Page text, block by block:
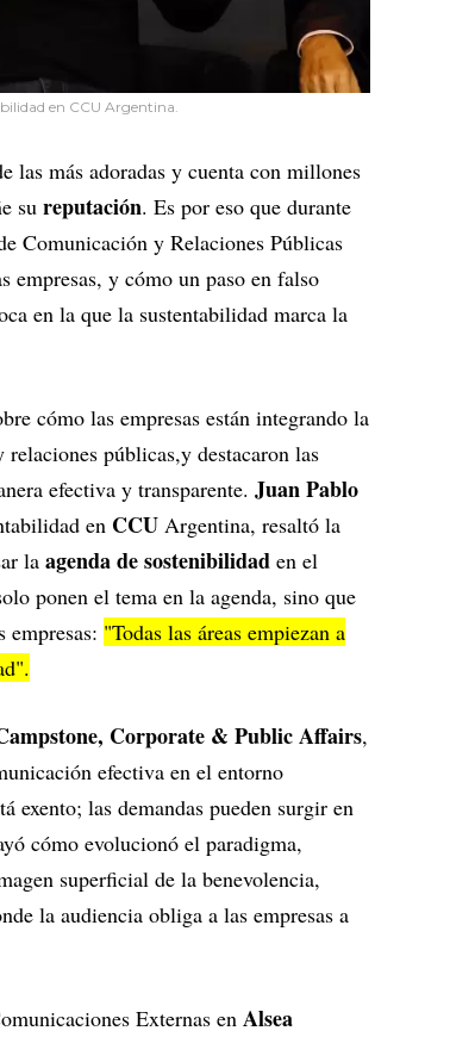
en CCU Argentina.
las más adoradas y cuenta con millones
su reputación. Es por eso que durante
Comunicación y Relaciones Públicas
empresas, y cómo un paso en falso
en la que la sustentabilidad marca la
cómo las empresas están integrando la
públicas,y destacaron las
efectiva y transparente. Juan Pablo
en CCU Argentina, resaltó la
la agenda de sostenibilidad en el
ponen el tema en la agenda, sino que
"Todas las áreas empiezan a
Corporate & Public Affairs,
efectiva en el entorno
exento; las demandas pueden surgir en
cómo evolucionó el paradigma,
superficial de la benevolencia,
la audiencia obliga a las empresas a
Externas en Alsea